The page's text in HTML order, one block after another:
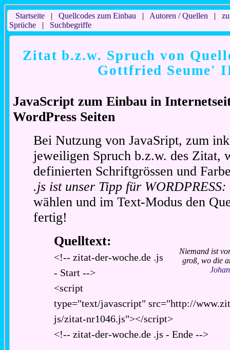
Startseite| Quellcodes zum Einbau | Autoren / Quellen |
Sprüche| Suchbegriffe
Zitat b.z.w. Spruch von
Gottfried Seume'
JavaScript zum Einbau in
WordPress Seiten
Bei Nutzung von JavaSript, zum
jeweiligen Spruch b.z.w. des Zitat,
definierten Schriftgrössen und
.js ist unser Tipp für WORDPRESS:
wählen und im Text-Modus den
fertig!
Niemand ist
groß, wo die
Quelltext:
<!-- zitat-der-woche.de .js
- Start -->
<script
type="text/javascript" src="http://
js/zitat-nr1046.js"></script>
<!-- zitat-der-woche.de .js - Ende -->